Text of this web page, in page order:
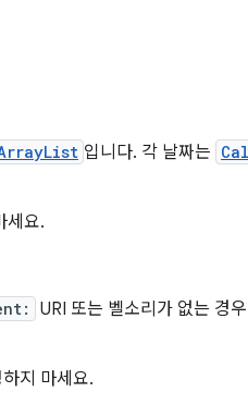
입니다. 각 날짜는
세요.
URI 또는 벨소리가 없는 경우
지 마세요.